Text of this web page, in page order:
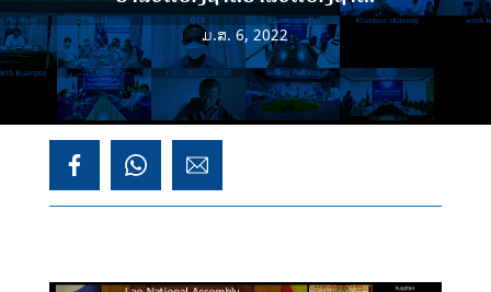
ມ.ສ. 6, 2022